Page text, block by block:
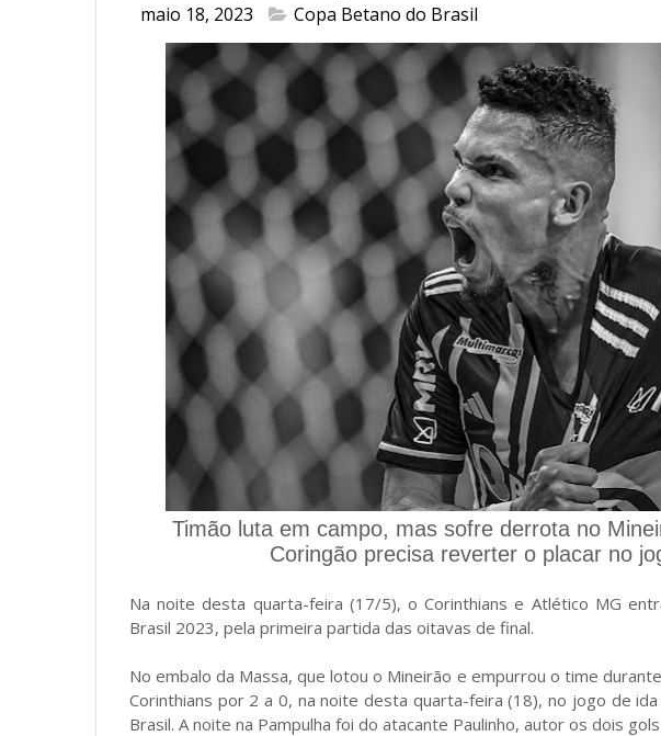
maio 18, 2023 Copa Betano do Brasil
Timão luta em campo, mas sofre derrota no
Coringão precisa reverter o placar no
Na noite desta quarta-feira (17/5), o Corinthians e Atlético MG
Brasil 2023, pela primeira partida das oitavas de final.
No embalo da Massa, que lotou o Mineirão e empurrou o time
Corinthians por 2 a 0, na noite desta quarta-feira (18), no jogo de
Brasil. A noite na Pampulha foi do atacante Paulinho, autor os dois